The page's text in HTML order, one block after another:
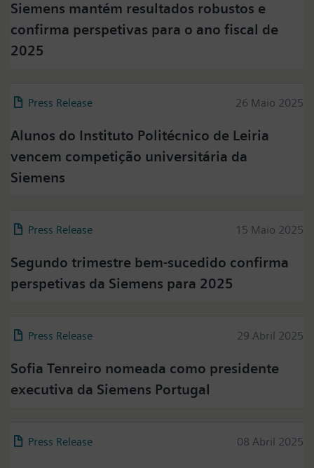
Siemens mantém resultados robustos e
confirma perspetivas para o ano fiscal de
2025
Press Release 26 Maio 2025
Alunos do Instituto Politécnico de Leiria
vencem competição universitária da
Siemens
Press Release 15 Maio 2025
Segundo trimestre bem-sucedido confirma
perspetivas da Siemens para 2025
Press Release 29 Abril 2025
Sofia Tenreiro nomeada como presidente
executiva da Siemens Portugal
Press Release 08 Abril 2025